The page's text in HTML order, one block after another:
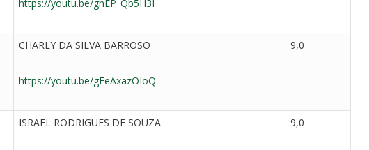
https://youtu.be/gnEP_Qb5H3I
CHARLY DA SILVA BARROSO
https://youtu.be/gEeAxazOIoQ
9,0
ISRAEL RODRIGUES DE SOUZA 9,0